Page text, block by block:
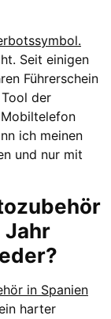
Seit einigen
Führerschein
der
ich meinen
und nur mit
Jahr
harter